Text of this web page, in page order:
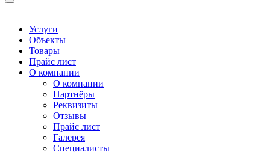
Услуги
Объекты
Товары
Прайс лист
О компании
О компании
Партнёры
Реквизиты
Отзывы
Прайс лист
Галерея
Специалисты